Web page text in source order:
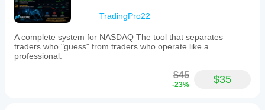
TradingPro22
A complete system for NASDAQ The tool that separates
traders who "guess" from traders who operate like a
professional.
$45
-23% $35